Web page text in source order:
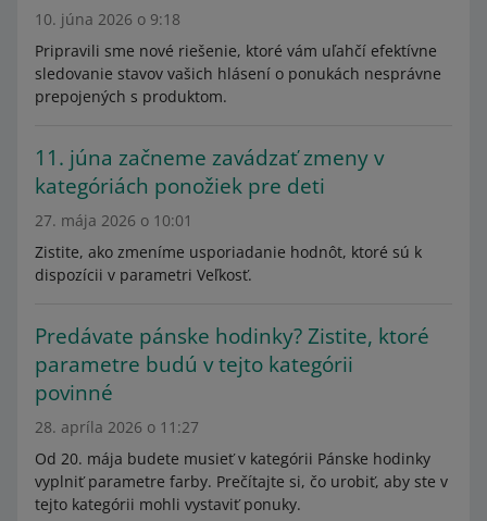
10. júna 2026 o 9:18
Pripravili sme nové riešenie, ktoré vám uľahčí efektívne
sledovanie stavov vašich hlásení o ponukách nesprávne
prepojených s produktom.
11. júna začneme zavádzať zmeny v
kategóriách ponožiek pre deti
27. mája 2026 o 10:01
Zistite, ako zmeníme usporiadanie hodnôt, ktoré sú k
dispozícii v parametri Veľkosť.
Predávate pánske hodinky? Zistite, ktoré
parametre budú v tejto kategórii
povinné
28. apríla 2026 o 11:27
Od 20. mája budete musieť v kategórii Pánske hodinky
vyplniť parametre farby. Prečítajte si, čo urobiť, aby ste v
tejto kategórii mohli vystaviť ponuky.